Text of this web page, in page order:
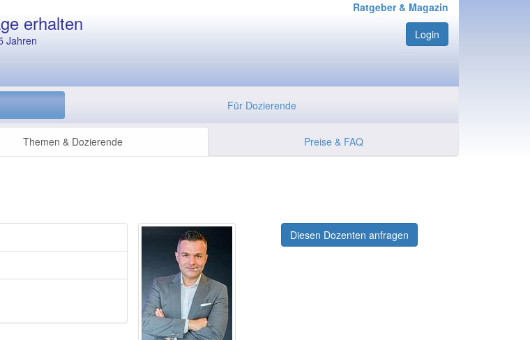
erhalten
Jahren
Ratgeber & Magazin
Login
Für Dozierende
Themen & Dozierende Preise & FAQ
Diesen Dozenten anfragen